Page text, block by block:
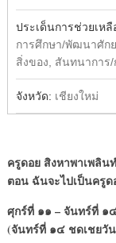
ประเด็นการช่วยเหลื
การศึกษา/พัฒนาศัก
สิ่งของ, สันทนาการ
จังหวัด: เชียงใหม่
ครูดอย สิงหาพาเพลิน
ตอน ฉันจะไปเป็นครู
ศุกร์ที่ ๑๑ – จันทร์ที่ ๑
(จันทร์ที่ ๑๔ ชดเชยวั